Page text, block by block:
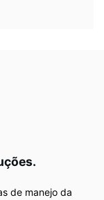
de manejo da